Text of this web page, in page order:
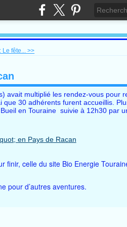
Le fête... >>
avait multiplié les rendez-vous pour
que 30 adhérents furent accueillis.
en Touraine suivie à 12h30 par
celle du site Bio Energie
pour d’autres aventures.